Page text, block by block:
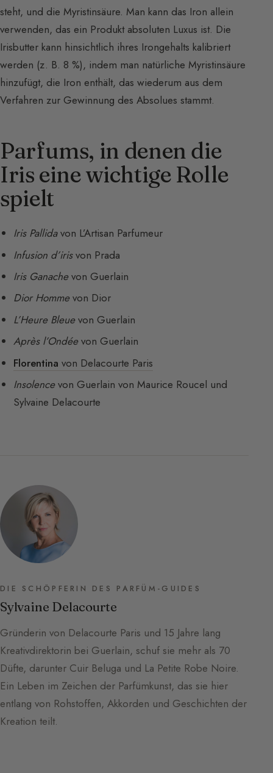
steht, und die Myristinsäure. Man kann das Iron allein
verwenden, das ein Produkt absoluten Luxus ist. Die
Irisbutter kann hinsichtlich ihres Irongehalts kalibriert
werden (z. B. 8 %), indem man natürliche Myristinsäure
hinzufügt, die Iron enthält, das wiederum aus dem
Verfahren zur Gewinnung des Absolues stammt.
Parfums, in denen die
Iris eine wichtige Rolle
spielt
Iris Pallidavon L’Artisan Parfumeur
Infusion d’irisvon Prada
Iris Ganachevon Guerlain
Dior Hommevon Dior
L’Heure Bleuevon Guerlain
Après l’Ondéevon Guerlain
Florentina von Delacourte Paris
Insolencevon Guerlain von Maurice Roucel und
Sylvaine Delacourte
DIE SCHÖPFERIN DES PARFÜM-GUIDES
Sylvaine Delacourte
Gründerin von Delacourte Paris und 15 Jahre lang
Kreativdirektorin bei Guerlain, schuf sie mehr als 70
Düfte, darunter Cuir Beluga und La Petite Robe Noire.
Ein Leben im Zeichen der Parfümkunst, das sie hier
entlang von Rohstoffen, Akkorden und Geschichten der
Kreation teilt.